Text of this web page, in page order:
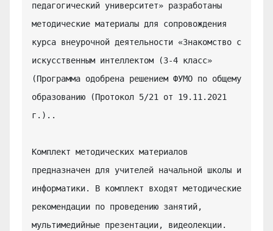
педагогический университет» разработаны
методические материалы для сопровождения
курса внеурочной деятельности «Знакомство с
искусственным интеллектом (3-4 класс»
(Программа одобрена решением ФУМО по общему
образованию (Протокол 5/21 от 19.11.2021
г.)..
Комплект методических материалов
предназначен для учителей начальной школы и
информатики. В комплект входят методические
рекомендации по проведению занятий,
мультимедийные презентации, видеолекции.